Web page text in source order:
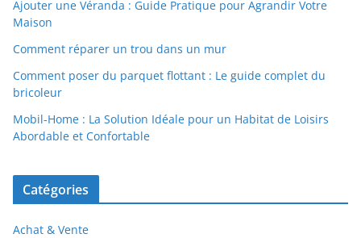
Ajouter une Véranda : Guide Pratique pour Agrandir Votre
Maison
Comment réparer un trou dans un mur
Comment poser du parquet flottant : Le guide complet du
bricoleur
Mobil-Home : La Solution Idéale pour un Habitat de Loisirs
Abordable et Confortable
Catégories
Achat & Vente